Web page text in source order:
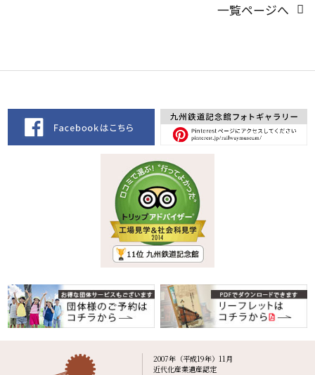
一覧ページへ
2007年（平成19年）11月
近代化産業遺産認定